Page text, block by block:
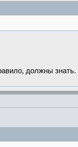
должны знать.